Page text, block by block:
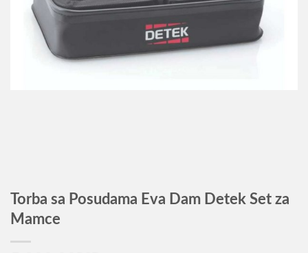
Torba sa Posudama Eva Dam Detek Set za
Mamce